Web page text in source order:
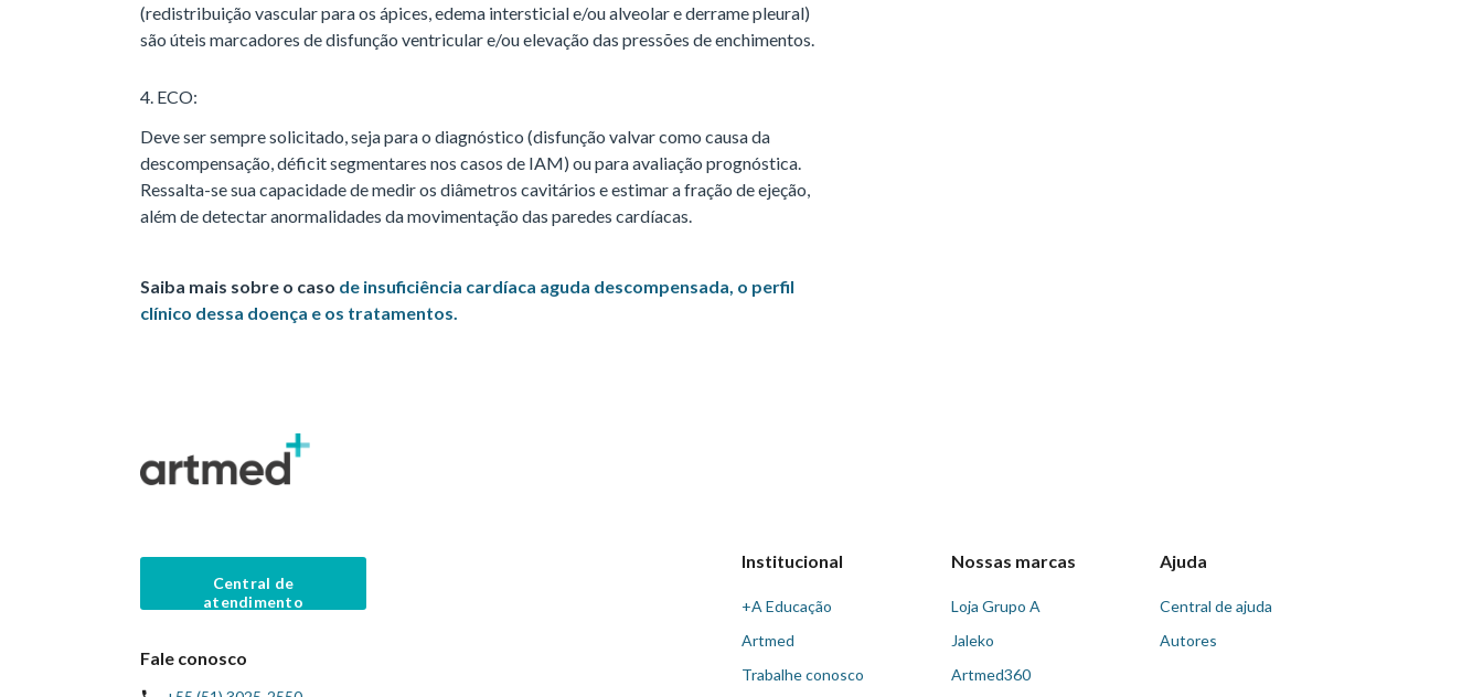
(redistribuição vascular para os ápices, edema intersticial e/ou alveolar e derrame pleural)
são úteis marcadores de disfunção ventricular e/ou elevação das pressões de enchimentos.
4. ECO:
Deve ser sempre solicitado, seja para o diagnóstico (disfunção valvar como causa da
descompensação, déficit segmentares nos casos de IAM) ou para avaliação prognóstica.
Ressalta-se sua capacidade de medir os diâmetros cavitários e estimar a fração de ejeção,
além de detectar anormalidades da movimentação das paredes cardíacas.
Saiba mais sobre o caso de insuficiência cardíaca aguda descompensada, o perfil
clínico dessa doença e os tratamentos.
Central de
atendimento
Fale conosco
Institucional
+A Educação
Artmed
Trabalhe conosco
Nossas marcas
Loja Grupo A
Jaleko
Artmed360
Ajuda
Central de ajuda
Autores